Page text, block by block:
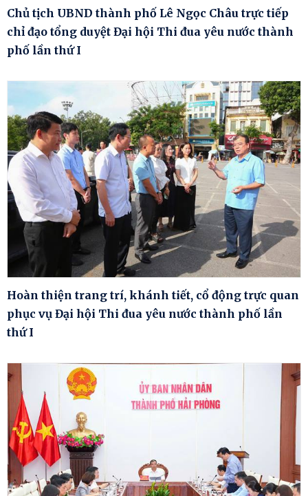
Chủ tịch UBND thành phố Lê Ngọc Châu trực tiếp
chỉ đạo tổng duyệt Đại hội Thi đua yêu nước thành
phố lần thứ I
Hoàn thiện trang trí, khánh tiết, cổ động trực quan
phục vụ Đại hội Thi đua yêu nước thành phố lần
thứ I